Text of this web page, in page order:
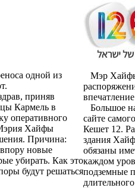
одной из
приняв
Кармель в
оперативного
Хайфы
Причина:
впору новые
убирать. Как это
будут решаться
Мэр
Большое
сайте
Кешет 12.
здания
обязаны
каждом
подземные